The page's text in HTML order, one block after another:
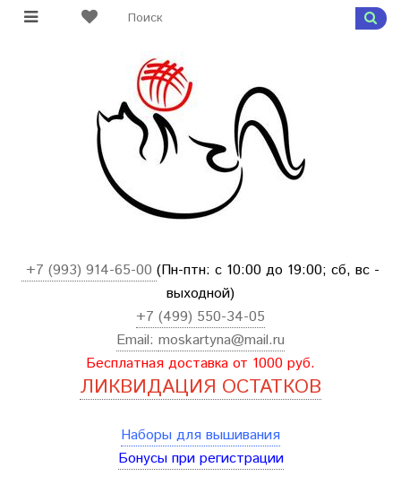
+7 (993) 914-65-00 (Пн-птн: с 10:00 до 19:00; сб, вс -
выходной)
+7 (499) 550-34-05
Email: moskartyna@mail.ru
Бесплатная доставка от 1000 руб.
ЛИКВИДАЦИЯ ОСТАТКОВ
Наборы для вышивания
Бонусы при регистрации